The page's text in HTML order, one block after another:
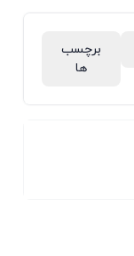
برچسب
ها